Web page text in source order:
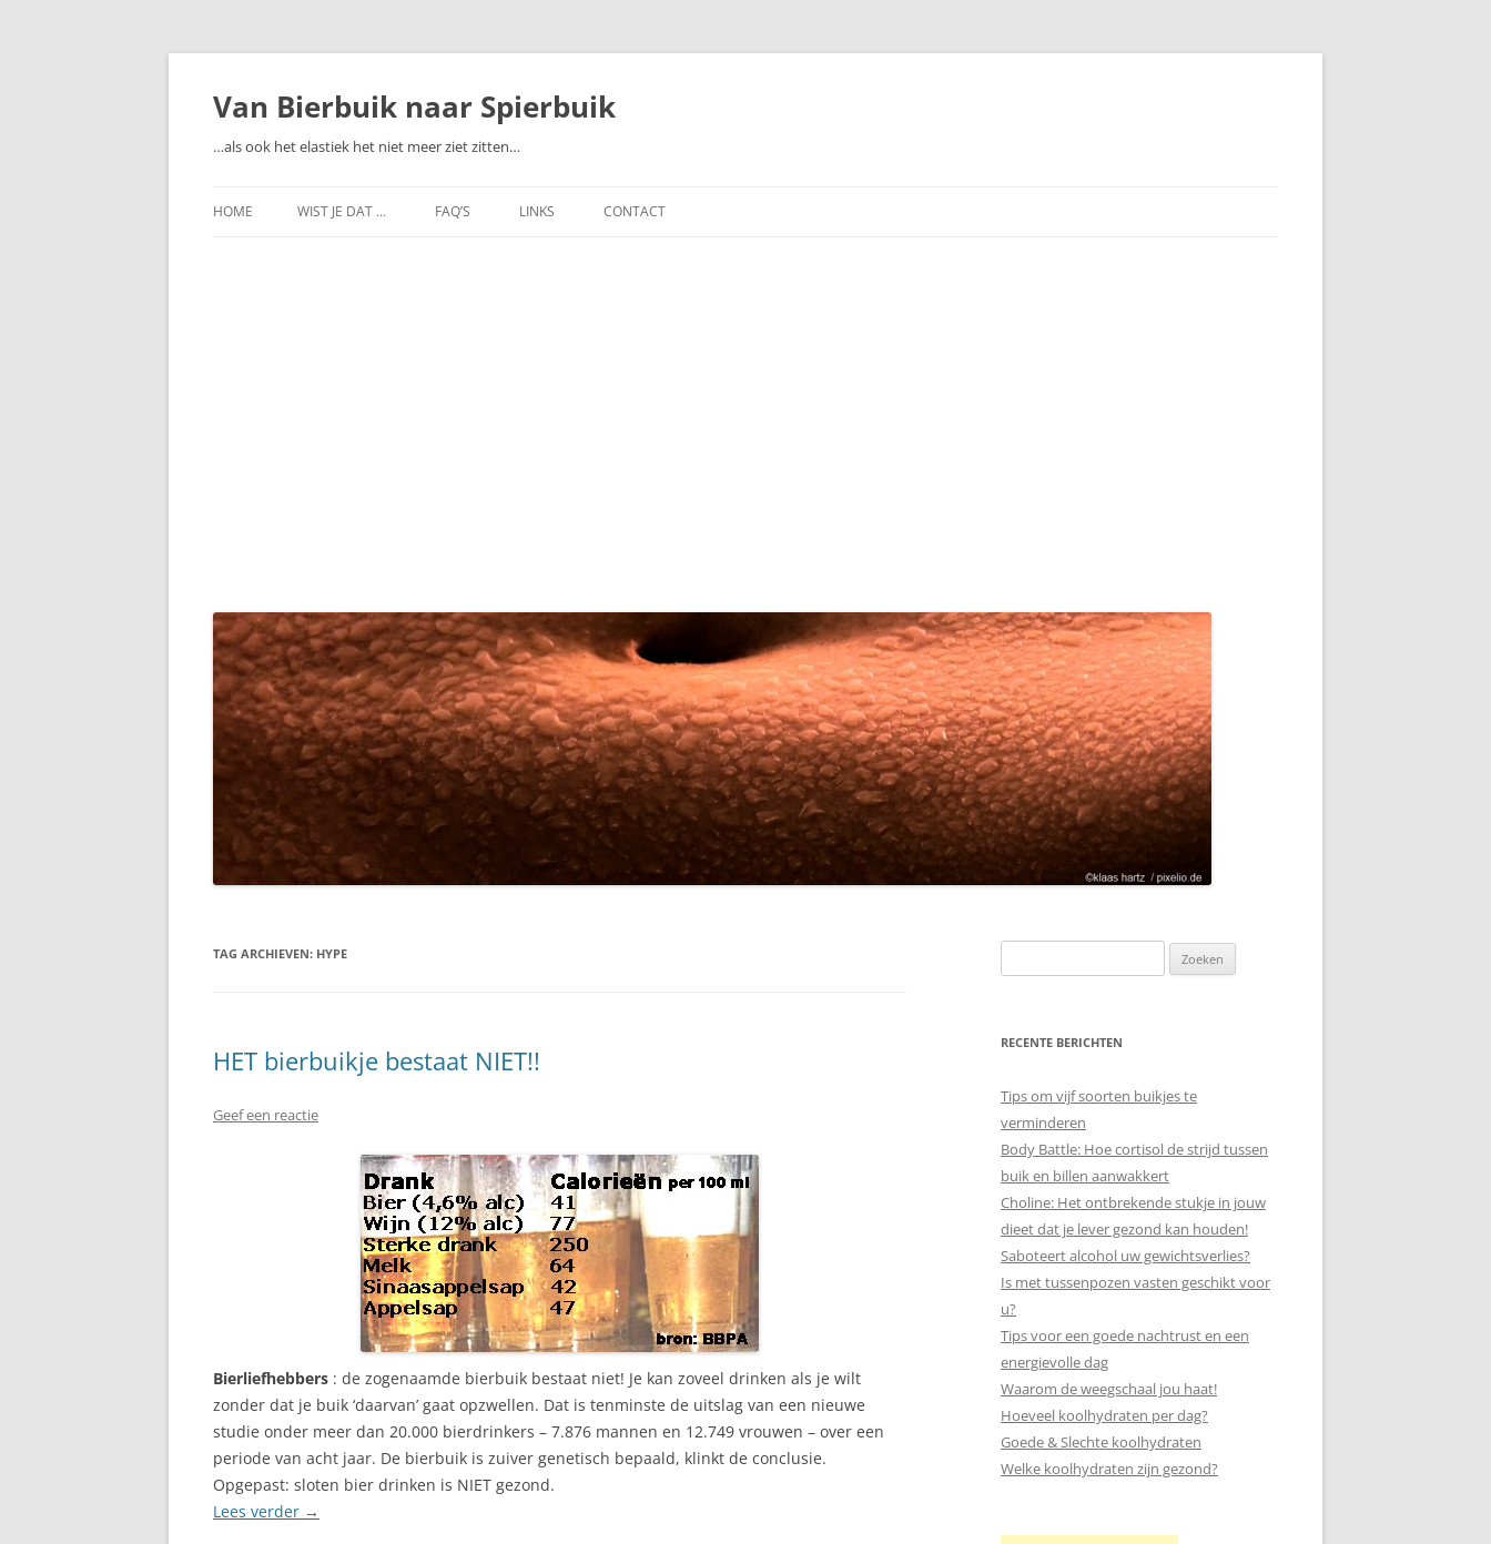
Ga
inhoud
Van Bierbuik naar Spierbuik
…als ook het elastiek het niet meer ziet zitten…
HOME WIST JE DAT … FAQ’S LINKS CONTACT
TAG ARCHIEVEN: HYPE
HET bierbuikje bestaat NIET!!
Geef een reactie
Bierliefhebbers : de zogenaamde bierbuik bestaat niet! Je kan zoveel drinken als je wilt
zonder dat je buik ‘daarvan’ gaat opzwellen. Dat is tenminste de uitslag van een nieuwe
studie onder meer dan 20.000 bierdrinkers – 7.876 mannen en 12.749 vrouwen – over een
periode van acht jaar. De bierbuik is zuiver genetisch bepaald, klinkt de conclusie.
Opgepast: sloten bier drinken is NIET gezond.
Lees verder →
naar:
RECENTE BERICHTEN
Tips om vijf soorten buikjes te
verminderen
Body Battle: Hoe cortisol de strijd tussen
buik en billen aanwakkert
Choline: Het ontbrekende stukje in jouw
dieet dat je lever gezond kan houden!
Saboteert alcohol uw gewichtsverlies?
Is met tussenpozen vasten geschikt voor
u?
Tips voor een goede nachtrust en een
energievolle dag
Waarom de weegschaal jou haat!
Hoeveel koolhydraten per dag?
Goede & Slechte koolhydraten
Welke koolhydraten zijn gezond?